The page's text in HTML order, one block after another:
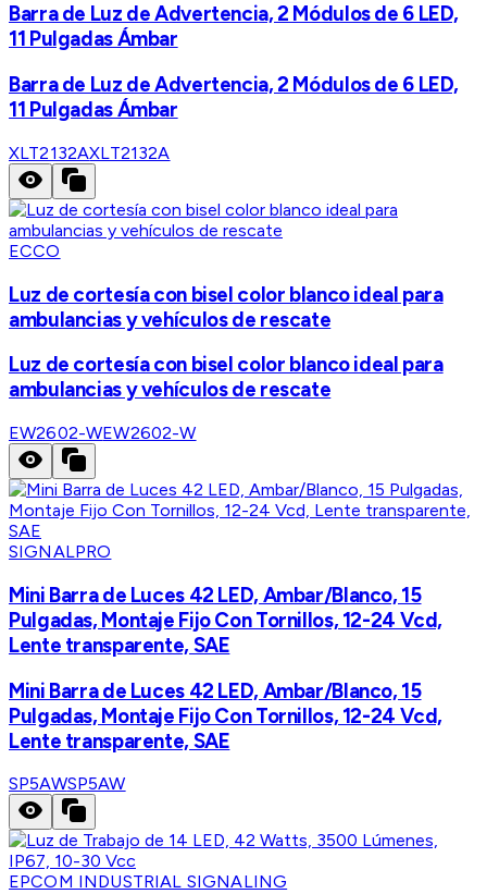
Barra de Luz de Advertencia, 2 Módulos de 6 LED,
11 Pulgadas Ámbar
Barra de Luz de Advertencia, 2 Módulos de 6 LED,
11 Pulgadas Ámbar
XLT2132AXLT2132A
ECCO
Luz de cortesía con bisel color blanco ideal para
ambulancias y vehículos de rescate
Luz de cortesía con bisel color blanco ideal para
ambulancias y vehículos de rescate
EW2602-WEW2602-W
SIGNALPRO
Mini Barra de Luces 42 LED, Ambar/Blanco, 15
Pulgadas, Montaje Fijo Con Tornillos, 12-24 Vcd,
Lente transparente, SAE
Mini Barra de Luces 42 LED, Ambar/Blanco, 15
Pulgadas, Montaje Fijo Con Tornillos, 12-24 Vcd,
Lente transparente, SAE
SP5AWSP5AW
EPCOM INDUSTRIAL SIGNALING